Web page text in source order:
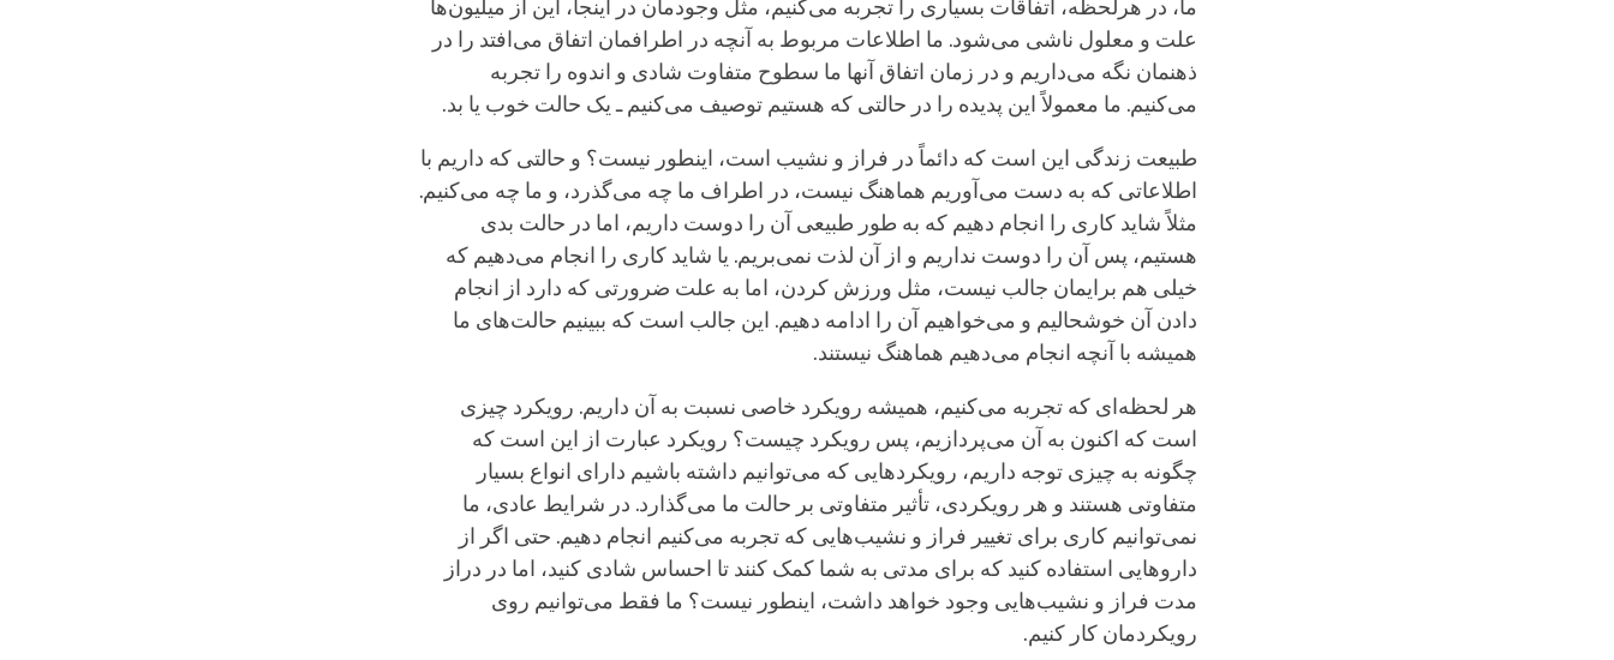
ما، در هرلحظه، اتفاقات بسیاری را تجربه می‌کنیم، مثل وجودمان در اینجا، این از میلیون‌ها
علت و معلول ناشی می‌شود. ما اطلاعات مربوط به آنچه در اطرافمان اتفاق می‌افتد را در
ذهنمان نگه می‌داریم و در زمان اتفاق آنها ما سطوح متفاوت شادی و اندوه را تجربه
می‌کنیم. ما معمولاً این پدیده را در حالتی که هستیم توصیف می‌کنیم ـ یک حالت خوب یا بد.
طبیعت زندگی این است که دائماً در فراز و نشیب است، اینطور نیست؟ و حالتی که داریم با
اطلاعاتی که به دست می‌آوریم هماهنگ نیست، در اطراف ما چه می‌گذرد، و ما چه می‌کنیم.
مثلاً شاید کاری را انجام دهیم که به طور طبیعی آن را دوست داریم، اما در حالت بدی
هستیم، پس آن را دوست نداریم و از آن لذت نمی‌بریم. یا شاید کاری را انجام می‌دهیم که
خیلی هم برایمان جالب نیست، مثل ورزش کردن، اما به علت ضرورتی که دارد از انجام
دادن آن خوشحالیم و می‌خواهیم آن را ادامه دهیم. این جالب است که ببینیم حالت‌های ما
همیشه با آنچه انجام می‌دهیم هماهنگ نیستند.
هر لحظه‌ای که تجربه می‌کنیم، همیشه رویکرد خاصی نسبت به آن داریم. رویکرد چیزی
است که اکنون به آن می‌پردازیم، پس رویکرد چیست؟ رویکرد عبارت از این است که
چگونه به چیزی توجه داریم، رویکردهایی که می‌توانیم داشته باشیم دارای انواع بسیار
متفاوتی هستند و هر رویکردی، تأثیر متفاوتی بر حالت ما می‌گذارد. در شرایط عادی، ما
نمی‌توانیم کاری برای تغییر فراز و نشیب‌هایی که تجربه می‌کنیم انجام دهیم. حتی اگر از
داروهایی استفاده کنید که برای مدتی به شما کمک کنند تا احساس شادی کنید، اما در دراز
مدت فراز و نشیب‌هایی وجود خواهد داشت، اینطور نیست؟ ما فقط می‌توانیم روی
رویکردمان کار کنیم.